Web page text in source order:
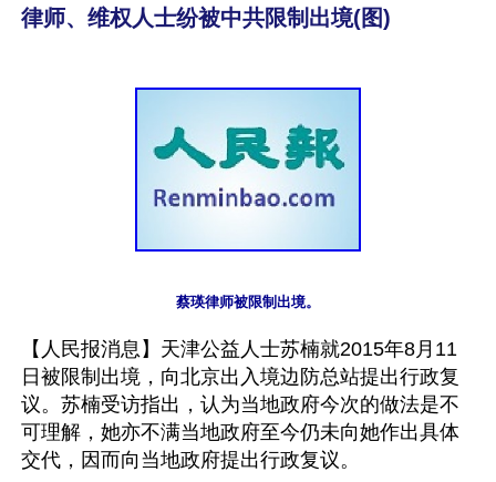
律师、维权人士纷被中共限制出境(图)
【人民报消息】天津公益人士苏楠就2015年8月11
日被限制出境，向北京出入境边防总站提出行政复
议。苏楠受访指出，认为当地政府今次的做法是不
可理解，她亦不满当地政府至今仍未向她作出具体
交代，因而向当地政府提出行政复议。